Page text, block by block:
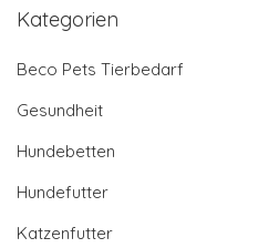
Kategorien
Beco Pets Tierbedarf
Gesundheit
Hundebetten
Hundefutter
Katzenfutter